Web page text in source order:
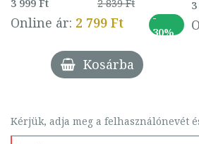
3 999 Ft 2 839 Ft
Online ár: 2 799 Ft
-
30%
Kosárba
Kérjük, adja meg a felhasználónevét